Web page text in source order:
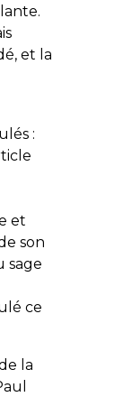
et la
:
et
son
sage
ce
la